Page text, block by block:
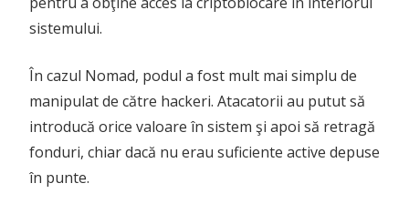
sistemului.
În cazul Nomad, podul a fost mult mai simplu de
manipulat de către hackeri. Atacatorii au putut să
introducă orice valoare în sistem şi apoi să retragă
fonduri, chiar dacă nu erau suficiente active depuse
în punte.